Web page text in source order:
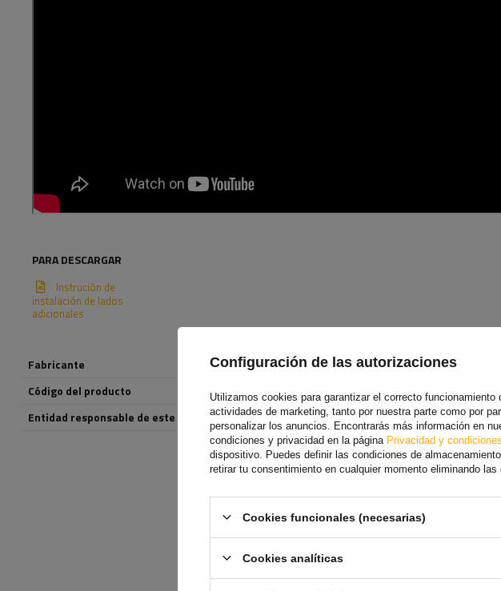
PARA DESCARGAR
Instrución de
instalación de lados
adicionales
Fabricante
UNITRAILER
Código del producto
UT004054
Entidad responsable de este producto en la UEUNITRAILER Sp. z o.o más
Configuración de las autorizaciones
Utilizamos cookies para garantizar el correcto
actividades de marketing, tanto por nuestra parte como por
personalizar los anuncios. Encontrarás más información en
condiciones y privacidad en la página Privacidad y
dispositivo. Puedes definir las condiciones de
retirar tu consentimiento en cualquier momento eliminando
Cookies funcionales (necesarias)
Cookies analíticas